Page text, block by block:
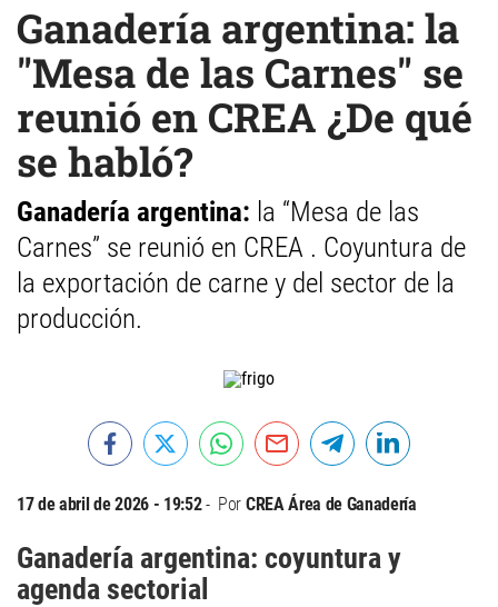
Ganadería argentina: la
"Mesa de las Carnes" se
reunió en CREA ¿De qué
se habló?
Ganadería argentina: la “Mesa de las
Carnes” se reunió en CREA . Coyuntura de
la exportación de carne y del sector de la
producción.
17 de abril de 2026 - 19:52 Por CREA Área de Ganadería
Ganadería argentina: coyuntura y
agenda sectorial